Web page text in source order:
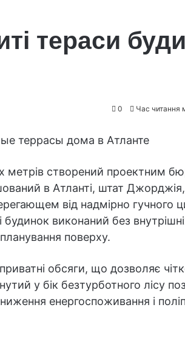
тераси
0 Час читання
створений проектним
в Атланті, штат
від надмірно гучного
виконаний без
поверху.
обсяги, що дозволяє
у бік безтурботного лісу
енергоспоживання і